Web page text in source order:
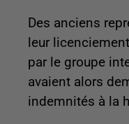
Des anciens
leur
par le groupe
avaient alors
indemnités à la